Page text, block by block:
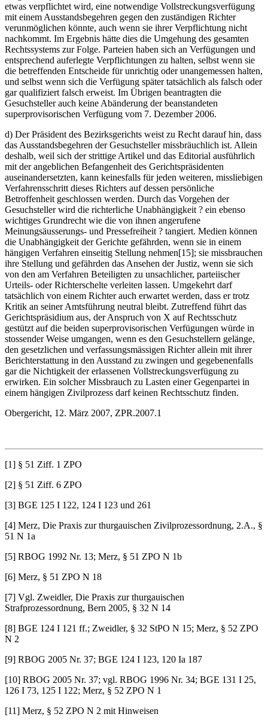
etwas verpflichtet wird, eine notwendige Vollstreckungsverfügung
mit einem Ausstandsbegehren gegen den zuständigen Richter
verunmöglichen könnte, auch wenn sie ihrer Verpflichtung nicht
nachkommt. Im Ergebnis hätte dies die Umgehung des gesamten
Rechtssystems zur Folge. Parteien haben sich an Verfügungen und
entsprechend auferlegte Verpflichtungen zu halten, selbst wenn sie
die betreffenden Entscheide für unrichtig oder unangemessen halten,
und selbst wenn sich die Verfügung später tatsächlich als falsch oder
gar qualifiziert falsch erweist. Im Übrigen beantragten die
Gesuchsteller auch keine Abänderung der beanstandeten
superprovisorischen Verfügung vom 7. Dezember 2006.
d) Der Präsident des Bezirksgerichts weist zu Recht darauf hin, dass
das Ausstandsbegehren der Gesuchsteller missbräuchlich ist. Allein
deshalb, weil sich der strittige Artikel und das Editorial ausführlich
mit der angeblichen Befangenheit des Gerichtspräsidenten
auseinandersetzten, kann keinesfalls für jeden weiteren, missliebigen
Verfahrensschritt dieses Richters auf dessen persönliche
Betroffenheit geschlossen werden. Durch das Vorgehen der
Gesuchsteller wird die richterliche Unabhängigkeit ? ein ebenso
wichtiges Grundrecht wie die von ihnen angerufene
Meinungsäusserungs- und Pressefreiheit ? tangiert. Medien können
die Unabhängigkeit der Gerichte gefährden, wenn sie in einem
hängigen Verfahren einseitig Stellung nehmen[15]; sie missbrauchen
ihre Stellung und gefährden das Ansehen der Justiz, wenn sie sich
von den am Verfahren Beteiligten zu unsachlicher, parteiischer
Urteils- oder Richterschelte verleiten lassen. Umgekehrt darf
tatsächlich von einem Richter auch erwartet werden, dass er trotz
Kritik an seiner Amtsführung neutral bleibt. Zutreffend führt das
Gerichtspräsidium aus, der Anspruch von X auf Rechtsschutz
gestützt auf die beiden superprovisorischen Verfügungen würde in
stossender Weise umgangen, wenn es den Gesuchstellern gelänge,
den gesetzlichen und verfassungsmässigen Richter allein mit ihrer
Berichterstattung in den Ausstand zu zwingen und gegebenenfalls
gar die Nichtigkeit der erlassenen Vollstreckungsverfügung zu
erwirken. Ein solcher Missbrauch zu Lasten einer Gegenpartei in
einem hängigen Zivilprozess darf keinen Rechtsschutz finden.
Obergericht, 12. März 2007, ZPR.2007.1
[1] § 51 Ziff. 1 ZPO
[2] § 51 Ziff. 6 ZPO
[3] BGE 125 I 122, 124 I 123 und 261
[4] Merz, Die Praxis zur thurgauischen Zivilprozessordnung, 2.A., §
51 N 1a
[5] RBOG 1992 Nr. 13; Merz, § 51 ZPO N 1b
[6] Merz, § 51 ZPO N 18
[7] Vgl. Zweidler, Die Praxis zur thurgauischen
Strafprozessordnung, Bern 2005, § 32 N 14
[8] BGE 124 I 121 ff.; Zweidler, § 32 StPO N 15; Merz, § 52 ZPO
N 2
[9] RBOG 2005 Nr. 37; BGE 124 I 123, 120 Ia 187
[10] RBOG 2005 Nr. 37; vgl. RBOG 1996 Nr. 34; BGE 131 I 25,
126 I 73, 125 I 122; Merz, § 52 ZPO N 1
[11] Merz, § 52 ZPO N 2 mit Hinweisen